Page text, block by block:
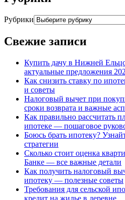
Рубрики
Свежие записи
Купить дачу в Нижней
актуальные предложения
Как снизить ставку по
и советы
Налоговый вычет при
сроки возврата и важные
Как правильно рассчитать
ипотеке — пошаговое
Боюсь брать ипотеку?
стратегии
Сколько стоит оценка
Банке — все важные детали
Как получить налоговый
ипотеку — полезные советы
Требования для сельской
кредит на жилье в деревне